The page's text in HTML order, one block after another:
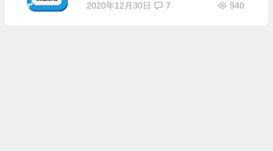
2020年12月30日 940
7